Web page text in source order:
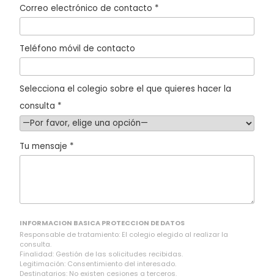
Correo electrónico de contacto *
Teléfono móvil de contacto
Selecciona el colegio sobre el que quieres hacer la
consulta *
Tu mensaje *
INFORMACION BASICA PROTECCION DE DATOS
Responsable de tratamiento: El colegio elegido al realizar la
consulta.
Finalidad: Gestión de las solicitudes recibidas.
Legitimación: Consentimiento del interesado.
Destinatarios: No existen cesiones a terceros.